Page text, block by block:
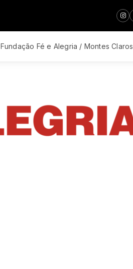
Fundação Fé e Alegria / Montes Claros